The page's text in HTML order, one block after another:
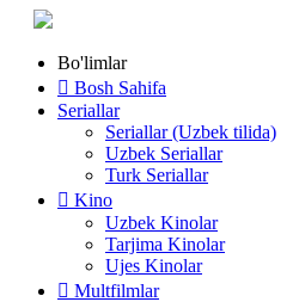
Bo'limlar
Bosh Sahifa
Seriallar
Seriallar (Uzbek tilida)
Uzbek Seriallar
Turk Seriallar
Kino
Uzbek Kinolar
Tarjima Kinolar
Ujes Kinolar
Multfilmlar